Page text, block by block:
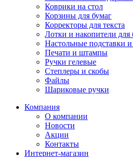
Коврики на стол
Корзины для бумаг
Корректоры для текста
Лотки и накопители для
Настольные подставки
Печати и штампы
Ручки гелевые
Степлеры и скобы
Файлы
Шариковые ручки
Компания
О компании
Новости
Акции
Контакты
Интернет-магазин